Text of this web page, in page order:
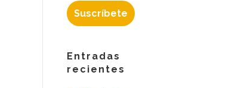
Suscríbete
Entradas
recientes